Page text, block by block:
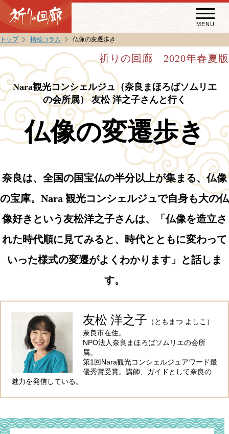
MENU
秘宝・秘仏特別開帳
特別講話 （スペシャルインタビュー）
祈りの回廊コラム
トップ 掲載コラム 仏像の変遷歩き
祈りの回廊 2020年春夏版
Nara観光コンシェルジュ（奈良まほろばソムリエ
の会所属） 友松 洋之子さんと行く
仏像の変遷歩き
奈良は、全国の国宝仏の半分以上が集まる、仏像
の宝庫。Nara 観光コンシェルジュで自身も大の仏
像好きという友松洋之子さんは、「仏像を造立さ
れた時代順に見てみると、時代とともに変わって
いった様式の変遷がよくわかります」と話しま
す。
友松 洋之子 （ともまつ よしこ）
奈良市在住。
NPO法人奈良まほろばソムリエの会所
属。
第1回Nara観光コンシェルジュアワード最
優秀賞受賞。講師、ガイドとして奈良の
魅力を発信している。